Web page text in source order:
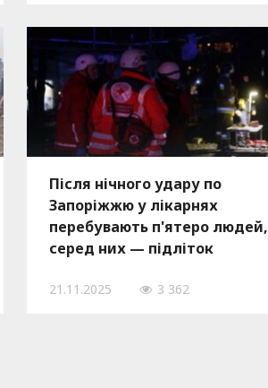
Після нічного удару по
Запоріжжю у лікарнях
перебувають п'ятеро людей,
серед них — підліток
21.11.2025 3 362